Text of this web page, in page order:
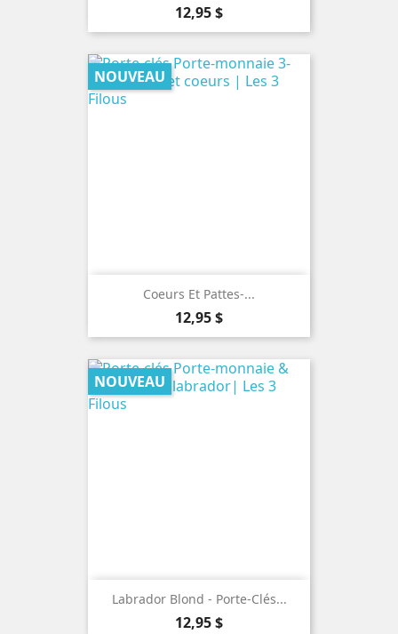
Prix
12,95 $
Coeurs Et Pattes-...
Prix
12,95 $
NOUVEAU
Labrador Blond - Porte-Clés...
Prix
12,95 $
NOUVEAU